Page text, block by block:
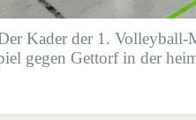
Kader der 1. Volleyball-
gegen Gettorf in der